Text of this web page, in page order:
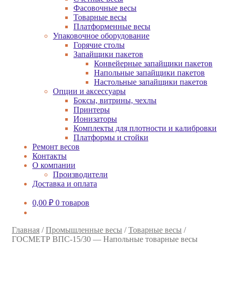
Фасовочные весы
Товарные весы
Платформенные весы
Упаковочное оборудование
Горячие столы
Запайщики пакетов
Конвейерные запайщики пакетов
Напольные запайщики пакетов
Настольные запайщики пакетов
Опции и аксессуары
Боксы, витрины, чехлы
Принтеры
Ионизаторы
Комплекты для плотности и калибровки
Платформы и стойки
Ремонт весов
Контакты
О компании
Производители
Доставка и оплата
0,00 ₽ 0 товаров
Главная /Промышленные весы /Товарные весы /
ГОСМЕТР ВПС-15/30 — Напольные товарные весы